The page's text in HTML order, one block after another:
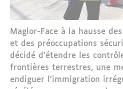
Maglor-Face à la hausse
et des préoccupations
décidé d’étendre les
frontières terrestres, une
endiguer l’immigration